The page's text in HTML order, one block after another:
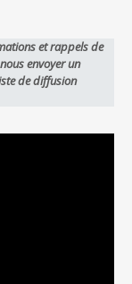
et rappels de
envoyer un
de diffusion